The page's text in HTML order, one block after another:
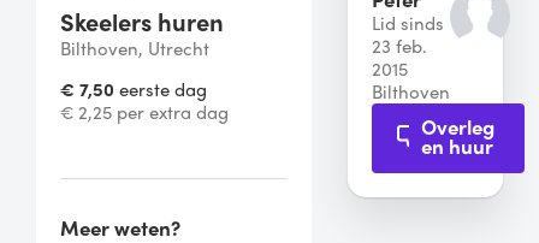
Skeelers huren
Bilthoven, Utrecht
€ 7,50 eerste dag
€ 2,25 per extra dag
Meer weten?
Lid sinds
23 feb.
2015
Bilthoven
Overleg
en huur